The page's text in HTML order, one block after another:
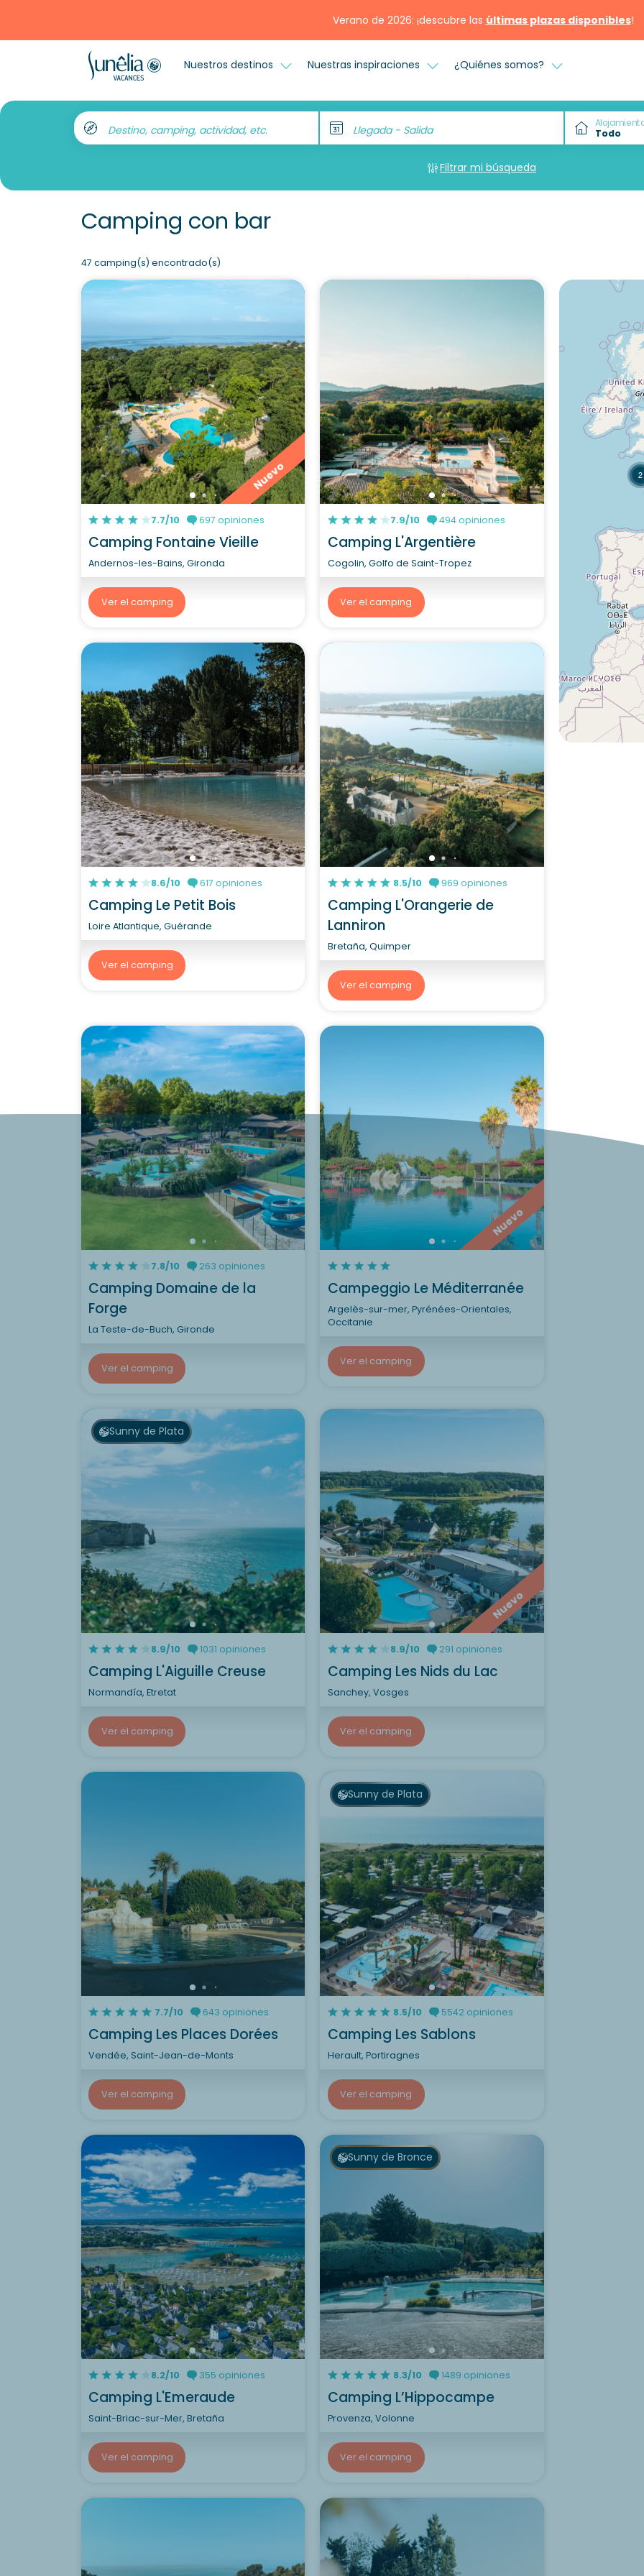
Verano de 2026: ¡descubre las últimas plazas disponibles!
Nuestros destinos Nuestras inspiraciones ¿Quiénes somos?
Destino, camping, actividad, etc. Llegada - Salida
Filtrar mi búsqueda
Camping con bar
47 camping(s) encontrado(s)
Nuevo
7.7/10 697 opiniones
Camping Fontaine Vieille
Andernos-les-Bains, Gironda
Ver el camping
7.9/10 494 opiniones
Camping L'Argentière
Cogolin, Golfo de Saint-Tropez
Ver el camping
8.6/10 617 opiniones
Camping Le Petit Bois
Loire Atlantique, Guérande
Ver el camping
8.5/10 969 opiniones
Camping L'Orangerie de
Lanniron
Bretaña, Quimper
Ver el camping
7.8/10 263 opiniones
Camping Domaine de la
Forge
La Teste-de-Buch, Gironde
Ver el camping
Nuevo
Campeggio Le Méditerranée
Argelès-sur-mer, Pyrénées-Orientales,
Occitanie
Ver el camping
Sunny de Plata
8.9/10 1031 opiniones
Camping L'Aiguille Creuse
Normandía, Etretat
Ver el camping
Nuevo
8.9/10 291 opiniones
Camping Les Nids du Lac
Sanchey, Vosges
Ver el camping
7.7/10 643 opiniones
Camping Les Places Dorées
Vendée, Saint-Jean-de-Monts
Ver el camping
Sunny de Plata
8.5/10 5542 opiniones
Camping Les Sablons
Herault, Portiragnes
Ver el camping
8.2/10 355 opiniones
Camping L'Emeraude
Saint-Briac-sur-Mer, Bretaña
Ver el camping
Sunny de Bronce
8.3/10 1489 opiniones
Camping L’Hippocampe
Provenza, Volonne
Ver el camping
2